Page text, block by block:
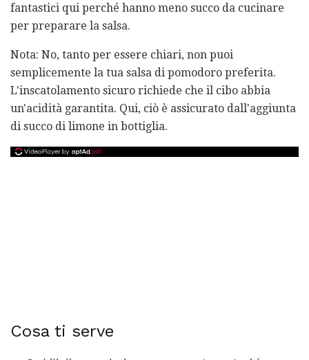
fantastici qui perché hanno meno succo da cucinare
per preparare la salsa.
Nota: No, tanto per essere chiari, non puoi
semplicemente la tua salsa di pomodoro preferita.
L'inscatolamento sicuro richiede che il cibo abbia
un'acidità garantita. Qui, ciò è assicurato dall'aggiunta
di succo di limone in bottiglia.
Cosa ti serve